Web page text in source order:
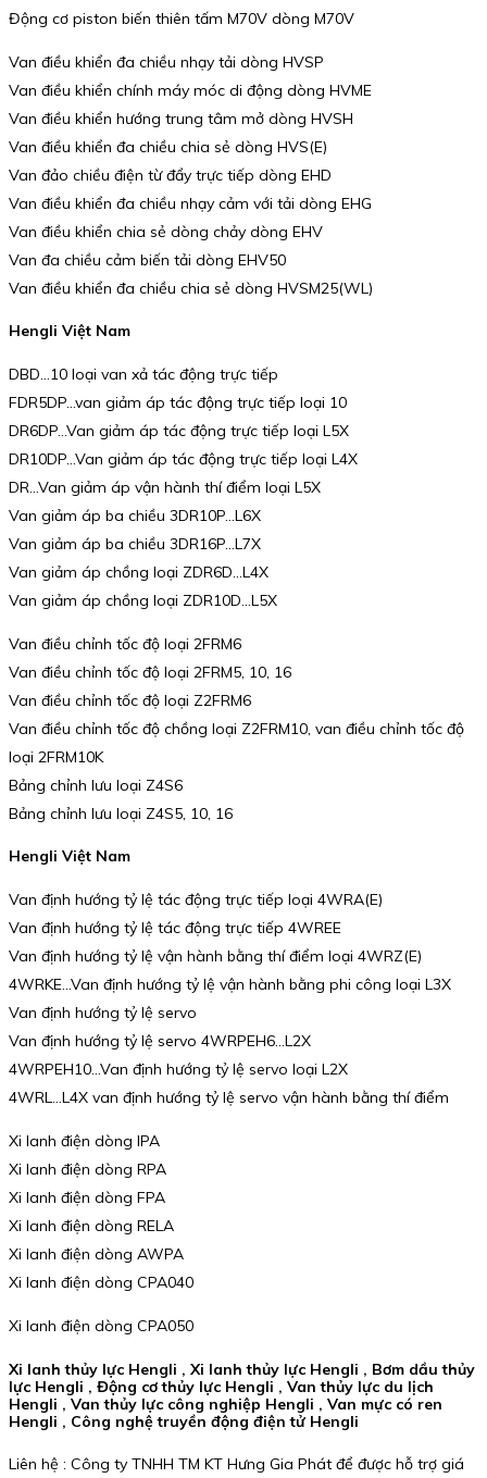
Động cơ piston biến thiên tấm M70V dòng M70V
Van điều khiển đa chiều nhạy tải dòng HVSP
Van điều khiển chính máy móc di động dòng HVME
Van điều khiển hướng trung tâm mở dòng HVSH
Van điều khiển đa chiều chia sẻ dòng HVS(E)
Van đảo chiều điện từ đẩy trực tiếp dòng EHD
Van điều khiển đa chiều nhạy cảm với tải dòng EHG
Van điều khiển chia sẻ dòng chảy dòng EHV
Van đa chiều cảm biến tải dòng EHV50
Van điều khiển đa chiều chia sẻ dòng HVSM25(WL)
Hengli Việt Nam
DBD…10 loại van xả tác động trực tiếp
FDR5DP…van giảm áp tác động trực tiếp loại 10
DR6DP…Van giảm áp tác động trực tiếp loại L5X
DR10DP…Van giảm áp tác động trực tiếp loại L4X
DR…Van giảm áp vận hành thí điểm loại L5X
Van giảm áp ba chiều 3DR10P…L6X
Van giảm áp ba chiều 3DR16P…L7X
Van giảm áp chồng loại ZDR6D…L4X
Van giảm áp chồng loại ZDR10D…L5X
Van điều chỉnh tốc độ loại 2FRM6
Van điều chỉnh tốc độ loại 2FRM5, 10, 16
Van điều chỉnh tốc độ loại Z2FRM6
Van điều chỉnh tốc độ chồng loại Z2FRM10, van điều chỉnh tốc độ
loại 2FRM10K
Bảng chỉnh lưu loại Z4S6
Bảng chỉnh lưu loại Z4S5, 10, 16
Hengli Việt Nam
Van định hướng tỷ lệ tác động trực tiếp loại 4WRA(E)
Van định hướng tỷ lệ tác động trực tiếp 4WREE
Van định hướng tỷ lệ vận hành bằng thí điểm loại 4WRZ(E)
4WRKE…Van định hướng tỷ lệ vận hành bằng phi công loại L3X
Van định hướng tỷ lệ servo
Van định hướng tỷ lệ servo 4WRPEH6…L2X
4WRPEH10…Van định hướng tỷ lệ servo loại L2X
4WRL…L4X van định hướng tỷ lệ servo vận hành bằng thí điểm
Xi lanh điện dòng IPA
Xi lanh điện dòng RPA
Xi lanh điện dòng FPA
Xi lanh điện dòng RELA
Xi lanh điện dòng AWPA
Xi lanh điện dòng CPA040
Xi lanh điện dòng CPA050
Xi lanh thủy lực Hengli , Xi lanh thủy lực Hengli , Bơm dầu thủy
lực Hengli , Động cơ thủy lực Hengli , Van thủy lực du lịch
Hengli , Van thủy lực công nghiệp Hengli , Van mực có ren
Hengli , Công nghệ truyền động điện tử Hengli
Liên hệ : Công ty TNHH TM KT Hưng Gia Phát để được hỗ trợ giá